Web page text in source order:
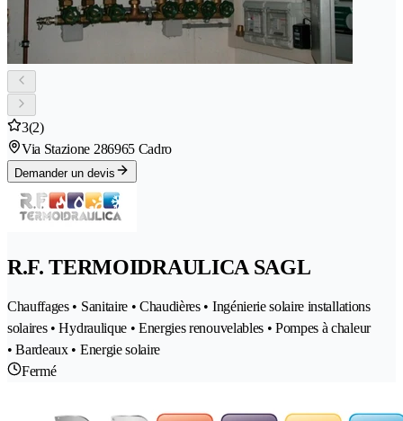
3(2)
Via Stazione 286965 Cadro
Demander un devis
R.F. TERMOIDRAULICA SAGL
Chauffages • Sanitaire • Chaudières • Ingénierie solaire installations
solaires • Hydraulique • Energies renouvelables • Pompes à chaleur
• Bardeaux • Energie solaire
Fermé